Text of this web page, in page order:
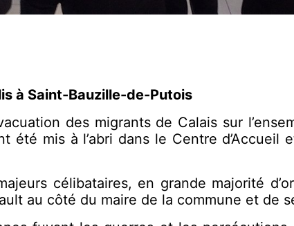
à Saint-Bauzille-de-Putois
des migrants de Calais sur
été mis à l’abri dans le Centre d’Accueil
célibataires, en grande majorité
au côté du maire de la commune et de